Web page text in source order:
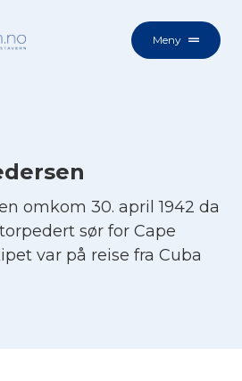
Meny
omkom 30. april 1942 da
sør for Cape
var på reise fra Cuba